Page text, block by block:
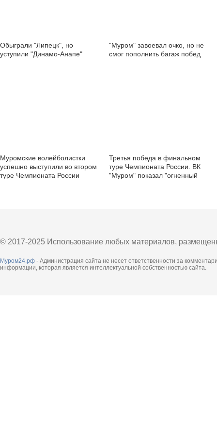
Обыграли "Липецк", но
уступили "Динамо-Анапе"
"Муром" завоевал очко, но не
смог пополнить багаж побед
Муромские волейболистки
успешно выступили во втором
туре Чемпионата России
Третья победа в финальном
туре Чемпионата России. ВК
"Муром" показал "огненный
© 2017-2025 Использование любых материалов,
Муром24.рф - Администрация сайта не несет ответственности за
информации, которая является интеллектуальной собственностью сайта.